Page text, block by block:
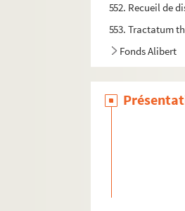
552. Recueil de
553. Tractatum
Fonds Alibert